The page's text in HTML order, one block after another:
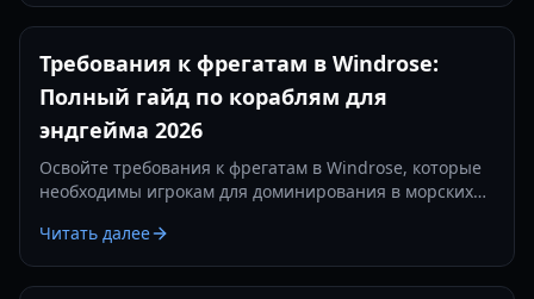
Требования к фрегатам в Windrose:
Полный гайд по кораблям для
эндгейма 2026
Освойте требования к фрегатам в Windrose, которые
необходимы игрокам для доминирования в морских
предметах защиты и тактиках на 2026 год.
Читать далее